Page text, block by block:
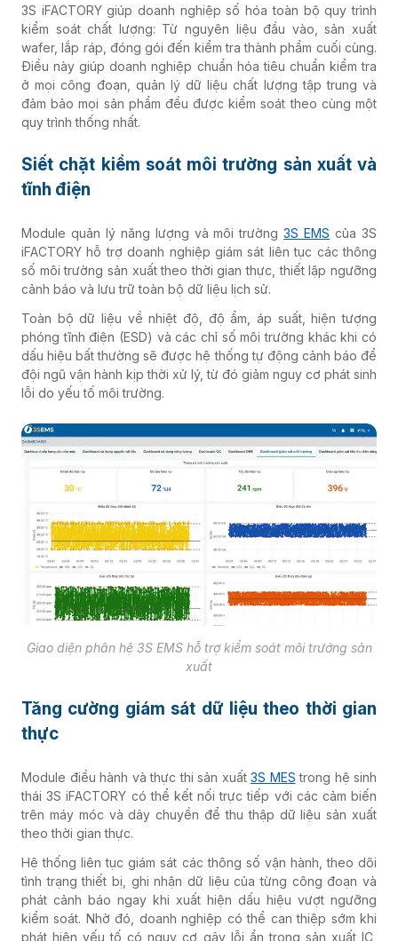
3S iFACTORY giúp doanh nghiệp số hóa toàn bộ quy trình
kiểm soát chất lượng: Từ nguyên liệu đầu vào, sản xuất
wafer, lắp ráp, đóng gói đến kiểm tra thành phẩm cuối cùng.
Điều này giúp doanh nghiệp chuẩn hóa tiêu chuẩn kiểm tra
ở mọi công đoạn, quản lý dữ liệu chất lượng tập trung và
đảm bảo mọi sản phẩm đều được kiểm soát theo cùng một
quy trình thống nhất.
Siết chặt kiểm soát môi trường sản xuất và
tĩnh điện
Module quản lý năng lượng và môi trường3S EMS của 3S
iFACTORY hỗ trợ doanh nghiệp giám sát liên tục các thông
số môi trường sản xuất theo thời gian thực, thiết lập ngưỡng
cảnh báo và lưu trữ toàn bộ dữ liệu lịch sử.
Toàn bộ dữ liệu về nhiệt độ, độ ẩm, áp suất, hiện tượng
phóng tĩnh điện (ESD) và các chỉ số môi trường khác khi có
dấu hiệu bất thường sẽ được hệ thống tự động cảnh báo để
đội ngũ vận hành kịp thời xử lý, từ đó giảm nguy cơ phát sinh
lỗi do yếu tố môi trường.
Giao diện phân hệ 3S EMS hỗ trợ kiểm soát môi trướng sản
xuất
Tăng cường giám sát dữ liệu theo thời gian
thực
Module điều hành và thực thi sản xuất 3S MES trong hệ sinh
thái 3S iFACTORY có thể kết nối trực tiếp với các cảm biến
trên máy móc và dây chuyền để thu thập dữ liệu sản xuất
theo thời gian thực.
Hệ thống liên tục giám sát các thông số vận hành, theo dõi
tình trạng thiết bị, ghi nhận dữ liệu của từng công đoạn và
phát cảnh báo ngay khi xuất hiện dấu hiệu vượt ngưỡng
kiểm soát. Nhờ đó, doanh nghiệp có thể can thiệp sớm khi
phát hiện yếu tố có nguy cơ gây lỗi ẩn trong sản xuất IC,